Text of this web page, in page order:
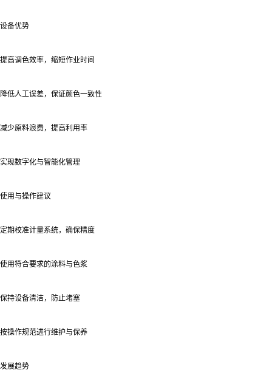
设备优势
提高调色效率，缩短作业时间
降低人工误差，保证颜色一致性
减少原料浪费，提高利用率
实现数字化与智能化管理
使用与操作建议
定期校准计量系统，确保精度
使用符合要求的涂料与色浆
保持设备清洁，防止堵塞
按操作规范进行维护与保养
发展趋势